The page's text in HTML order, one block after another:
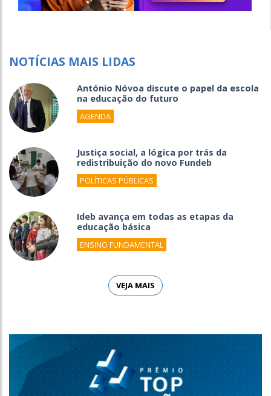
NOTÍCIAS MAIS LIDAS
António Nóvoa discute o papel da escola
na educação do futuro
AGENDA
Justiça social, a lógica por trás da
redistribuição do novo Fundeb
POLÍTICAS PÚBLICAS
Ideb avança em todas as etapas da
educação básica
ENSINO FUNDAMENTAL
VEJA MAIS